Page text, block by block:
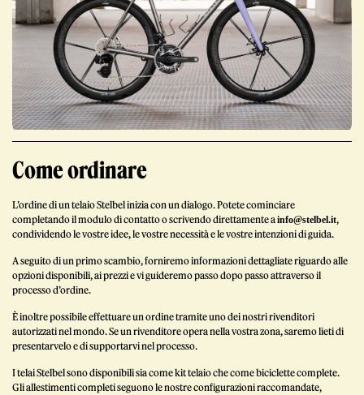
Shop
Stelbel un marchio registrato di Cicli Corsa S.r.l.
Partita IVA IT02445060185
Come ordinare
L’ordine di un telaio Stelbel inizia con un dialogo. Potete cominciare
completando il modulo di contatto o scrivendo direttamente ainfo@stelbel.it,
condividendo le vostre idee, le vostre necessità e le vostre intenzioni di guida.
A seguito di un primo scambio, forniremo informazioni dettagliate riguardo alle
opzioni disponibili, ai prezzi e vi guideremo passo dopo passo attraverso il
processo d’ordine.
È inoltre possibile effettuare un ordine tramite uno dei nostri rivenditori
autorizzati nel mondo. Se un rivenditore opera nella vostra zona, saremo lieti di
presentarvelo e di supportarvi nel processo.
I telai Stelbel sono disponibili sia come kit telaio che come biciclette complete.
Gli allestimenti completi seguono le nostre configurazioni raccomandate,